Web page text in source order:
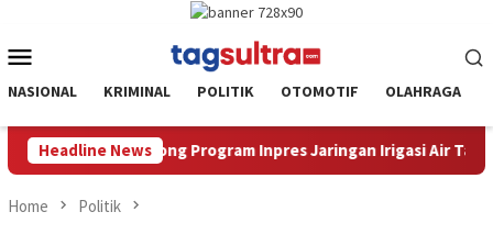
content
Menu
NASIONAL KRIMINAL POLITIK OTOMOTIF OLAHRAGA
Headline News
Irigasi Air Tanah Sebagai Solusi Bagi Petani
Home Politik